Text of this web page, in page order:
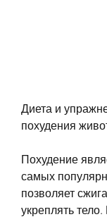
Диета и
похудения
Похудение
самых
позволяет
укреплять